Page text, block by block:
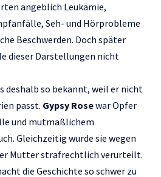
angeblich Leukämie,
Seh- und Hörprobleme
Beschwerden. Doch später
dieser Darstellungen nicht
deshalb so bekannt, weil er nicht
passt. Gypsy Rosewar Opfer
und mutmaßlichem
Gleichzeitig wurde sie wegen
Mutter strafrechtlich verurteilt.
die Geschichte so schwer zu